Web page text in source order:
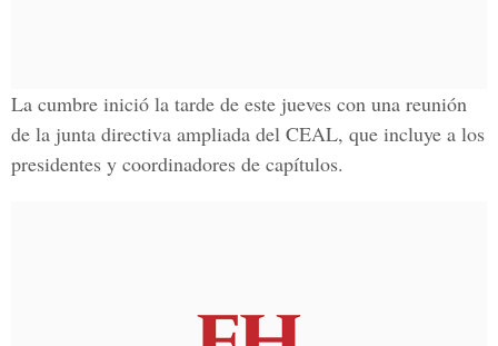
La cumbre inició la tarde de este jueves con una reunión
de la junta directiva ampliada del CEAL, que incluye a los
presidentes y coordinadores de capítulos.